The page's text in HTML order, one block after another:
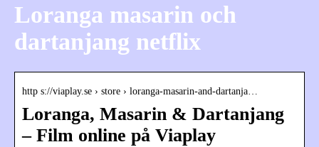
Loranga masarin och
dartanjang netflix
http s://viaplay.se › store › loranga-masarin-and-dartanja…
Loranga, Masarin & Dartanjang
– Film online på Viaplay